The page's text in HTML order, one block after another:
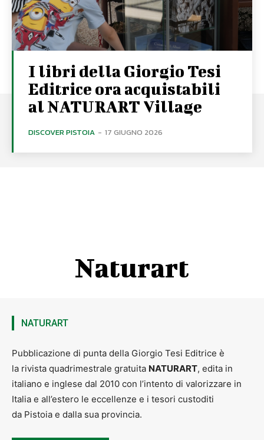
I libri della Giorgio Tesi
Editrice ora acquistabili
al NATURART Village
DISCOVER PISTOIA - 17 GIUGNO 2026
Naturart
NATURART
Pubblicazione di punta della Giorgio Tesi Editrice è
la rivista quadrimestrale gratuita NATURART, edita in
italiano e inglese dal 2010 con l’intento di valorizzare in
Italia e all’estero le eccellenze e i tesori custoditi
da Pistoia e dalla sua provincia.